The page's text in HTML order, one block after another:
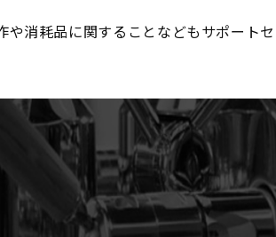
消耗品に関することなどもサポートセ